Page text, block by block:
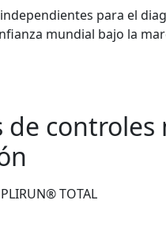
para el
mundial bajo la
de controles
TOTAL